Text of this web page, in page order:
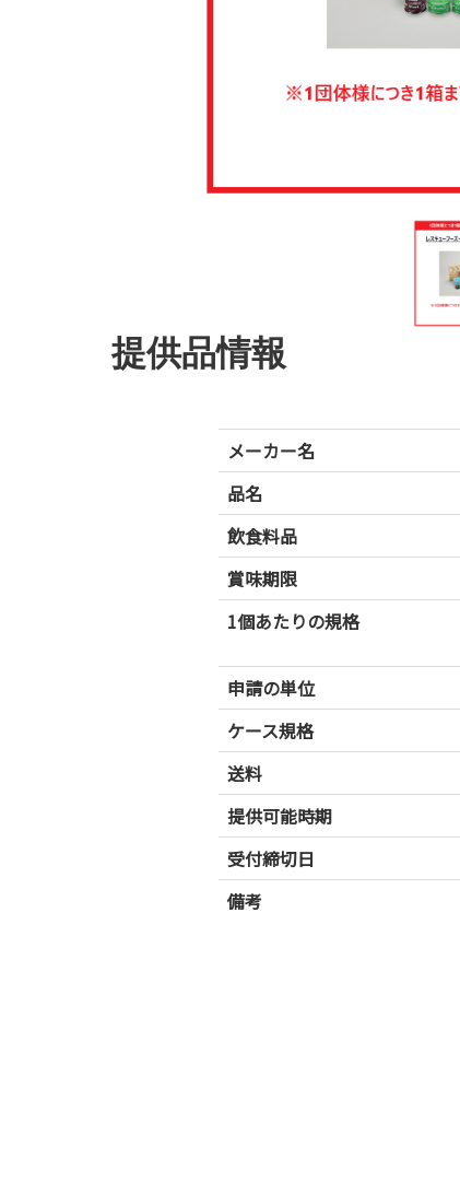
提供品情報
メーカー名
品名
飲食料品
賞味期限
1個あたりの規格
申請の単位
ケース規格
送料
提供可能時期
受付締切日
備考